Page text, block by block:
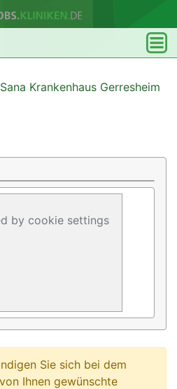
Sana Krankenhaus Gerresheim
by cookie settings
Sie sich bei dem
Ihnen gewünschte